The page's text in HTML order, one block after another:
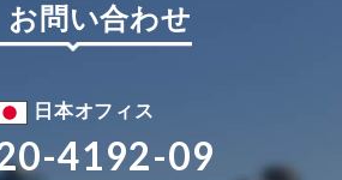
お問い合わせ
日本オフィス
4192-09